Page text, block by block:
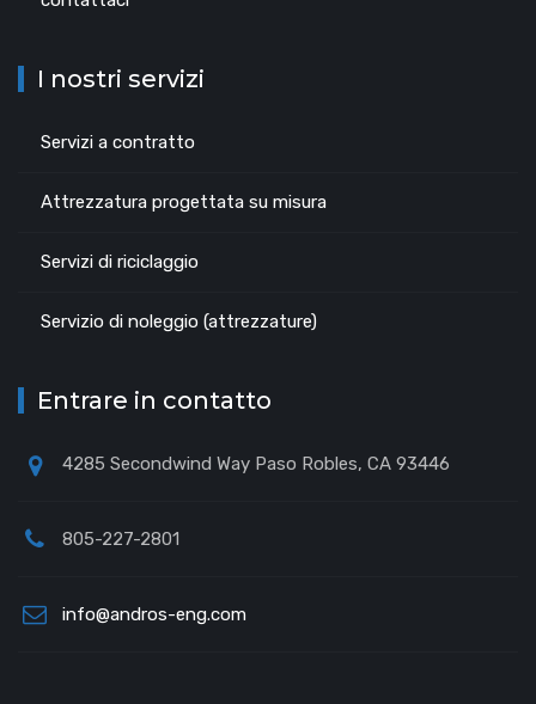
I nostri servizi
Servizi a contratto
Attrezzatura progettata su misura
Servizi di riciclaggio
Servizio di noleggio (attrezzature)
Entrare in contatto
4285 Secondwind Way Paso Robles, CA 93446
805-227-2801
info@andros-eng.com